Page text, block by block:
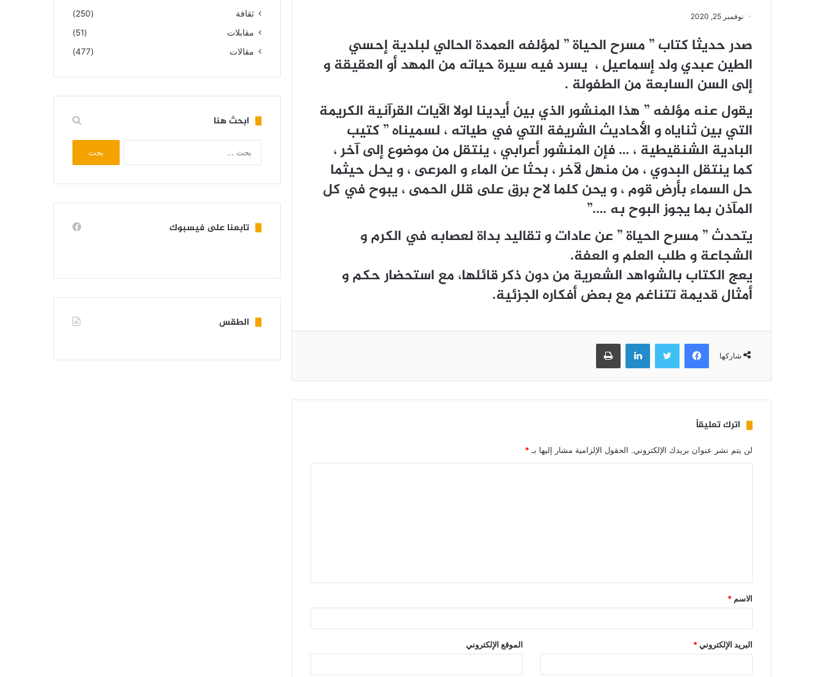
نوفمبر 25, 2020
صدر حديثا كتاب ” مسرح الحياة ” لمؤلفه العمدة الحالي لبلدية إحسي
الطين عبدي ولد إسماعيل ، يسرد فيه سيرة حياته من المهد أو العقيقة و
إلى السن السابعة من الطفولة .
يقول عنه مؤلفه ” هذا المنشور الذي بين أيدينا لولا الآيات القرآنية الكريمة
التي بين ثناياه و الأحاديث الشريفة التي في طياته ، لسميناه ” كتيب
البادية الشنقيطية ، … فإن المنشور أعرابي ، ينتقل من موضوع إلى آخر ،
كما ينتقل البدوي ، من منهل لآخر ، بحثا عن الماء و المرعى ، و يحل حيثما
حل السماء بأرض قوم ، و يحن كلما لاح برق على قلل الحمى ، يبوح في كل
المآذن بما يجوز البوح به ….”
يتحدث ” مسرح الحياة ” عن عادات و تقاليد بداة لعصابه في الكرم و
الشجاعة و طلب العلم و العفة.
يعج الكتاب بالشواهد الشعرية من دون ذكر قائلها، مع استحضار حكم و
أمثال قديمة تتناغم مع بعض أفكاره الجزئية.
شاركها
فيسبوك تويتر لينكدإن طباعة
اترك تعليقاً
لن يتم نشر عنوان بريدك الإلكتروني. الحقول الإلزامية مشار إليها بـ*
الاسم *
البريد الإلكتروني* الموقع الإلكتروني
ثقافة
(250)
مقابلات
(51)
مقالات
(477)
ابحث هنا
تابعنا على فيسبوك
الطقس